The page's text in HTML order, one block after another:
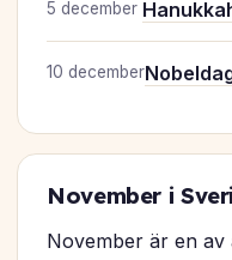
5 december
10 december
November i
November är en av